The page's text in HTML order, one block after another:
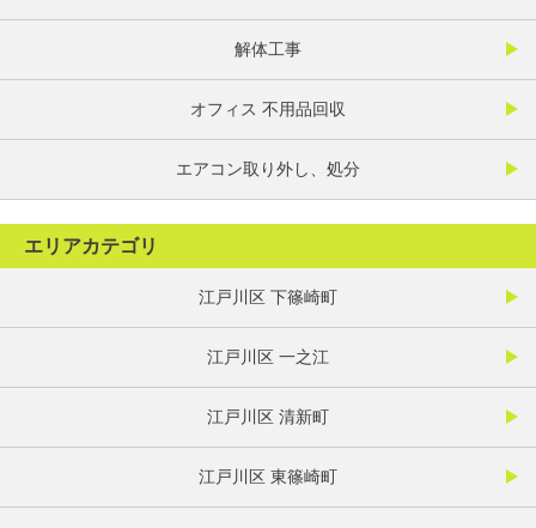
解体工事
オフィス 不用品回収
エアコン取り外し、処分
エリアカテゴリ
江戸川区 下篠崎町
江戸川区 一之江
江戸川区 清新町
江戸川区 東篠崎町